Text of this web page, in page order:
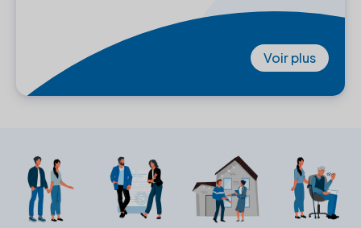
Voir plus